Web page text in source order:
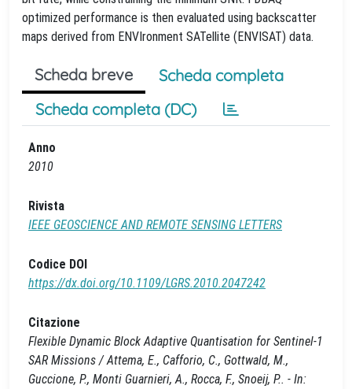
optimized performance is then evaluated using backscatter
maps derived from ENVIronment SATellite (ENVISAT) data.
Scheda breve
Scheda completa
Scheda completa (DC)
Anno
2010
Rivista
IEEE GEOSCIENCE AND REMOTE SENSING LETTERS
Codice DOI
https://dx.doi.org/10.1109/LGRS.2010.2047242
Citazione
Flexible Dynamic Block Adaptive Quantisation for Sentinel-1
SAR Missions / Attema, E., Cafforio, C., Gottwald, M.,
Guccione, P., Monti Guarnieri, A., Rocca, F., Snoeij, P.. - In: